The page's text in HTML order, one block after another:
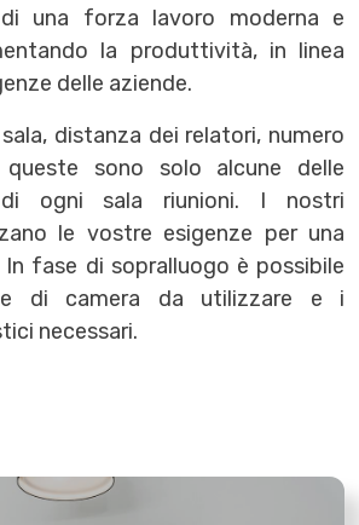
una forza lavoro moderna e
la produttività, in linea
delle aziende.
distanza dei relatori, numero
sono solo alcune delle
di ogni sala riunioni. I nostri
le vostre esigenze per una
In fase di sopralluogo è possibile
di camera da utilizzare e i
necessari.